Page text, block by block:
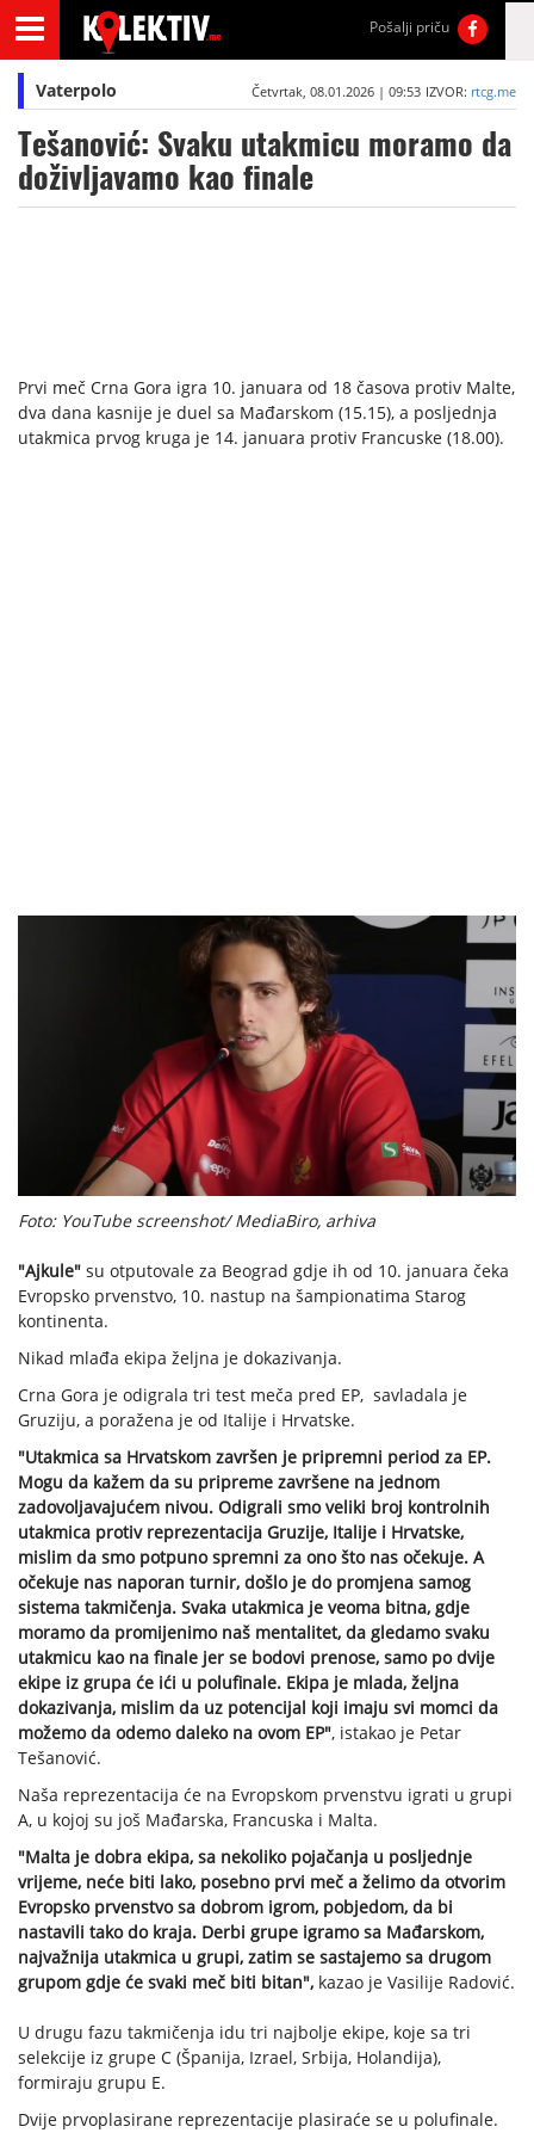
Pošalji priču
Vaterpolo Četvrtak, 08.01.2026 | 09:53 IZVOR: rtcg.me
Tešanović: Svaku utakmicu moramo da
doživljavamo kao finale
Prvi meč Crna Gora igra 10. januara od 18 časova protiv Malte,
dva dana kasnije je duel sa Mađarskom (15.15), a posljednja
utakmica prvog kruga je 14. januara protiv Francuske (18.00).
Foto: YouTube screenshot/ MediaBiro, arhiva
"Ajkule" su otputovale za Beograd gdje ih od 10. januara čeka
Evropsko prvenstvo, 10. nastup na šampionatima Starog
kontinenta.
Nikad mlađa ekipa željna je dokazivanja.
Crna Gora je odigrala tri test meča pred EP, savladala je
Gruziju, a poražena je od Italije i Hrvatske.
"Utakmica sa Hrvatskom završen je pripremni period za EP.
Mogu da kažem da su pripreme završene na jednom
zadovoljavajućem nivou. Odigrali smo veliki broj kontrolnih
utakmica protiv reprezentacija Gruzije, Italije i Hrvatske,
mislim da smo potpuno spremni za ono što nas očekuje. A
očekuje nas naporan turnir, došlo je do promjena samog
sistema takmičenja. Svaka utakmica je veoma bitna, gdje
moramo da promijenimo naš mentalitet, da gledamo svaku
utakmicu kao na finale jer se bodovi prenose, samo po dvije
ekipe iz grupa će ići u polufinale. Ekipa je mlada, željna
dokazivanja, mislim da uz potencijal koji imaju svi momci da
možemo da odemo daleko na ovom EP", istakao je Petar
Tešanović.
Naša reprezentacija će na Evropskom prvenstvu igrati u grupi
A, u kojoj su još Mađarska, Francuska i Malta.
"Malta je dobra ekipa, sa nekoliko pojačanja u posljednje
vrijeme, neće biti lako, posebno prvi meč a želimo da otvorim
Evropsko prvenstvo sa dobrom igrom, pobjedom, da bi
nastavili tako do kraja. Derbi grupe igramo sa Mađarskom,
najvažnija utakmica u grupi, zatim se sastajemo sa drugom
grupom gdje će svaki meč biti bitan", kazao je Vasilije Radović.
U drugu fazu takmičenja idu tri najbolje ekipe, koje sa tri
selekcije iz grupe C (Španija, Izrael, Srbija, Holandija),
formiraju grupu E.
Dvije prvoplasirane reprezentacije plasiraće se u polufinale.